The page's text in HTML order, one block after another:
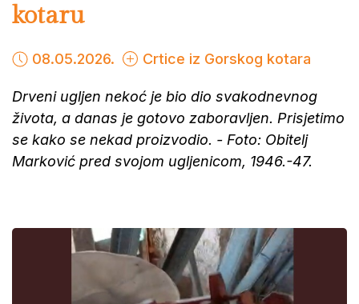
kotaru
08.05.2026. Crtice iz Gorskog kotara
Drveni ugljen nekoć je bio dio svakodnevnog
života, a danas je gotovo zaboravljen. Prisjetimo
se kako se nekad proizvodio. - Foto: Obitelj
Marković pred svojom ugljenicom, 1946.-47.